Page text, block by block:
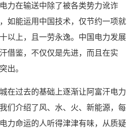
力在输送中除了被各类势力讹诈
如能运用中国技术，仅节约一项就
以上，且一劳永逸。中国电力发展
借鉴，不仅仅是先进，而且在实
出。
在过去的基础上逐渐让阿富汗电力
们介绍了风、水、火、新能源，每
力命运的人听得津津有味，从质疑